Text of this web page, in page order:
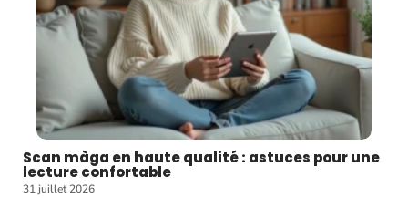
Scan màga en haute qualité : astuces pour une
lecture confortable
31 juillet 2026